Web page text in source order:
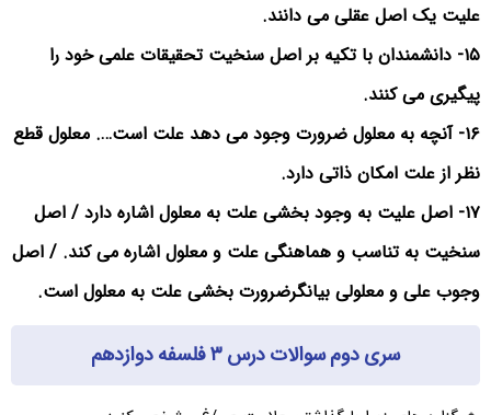
علیت یک اصل عقلی می دانند.
۱۵- دانشمندان با تکیه بر اصل سنخیت تحقیقات علمی خود را
پیگیری می کنند.
۱۶- آنچه به معلول ضرورت وجود می دهد علت است…. معلول قطع
نظر از علت امکان ذاتی دارد.
۱۷- اصل علیت به وجود بخشی علت به معلول اشاره دارد / اصل
سنخیت به تناسب و هماهنگی علت و معلول اشاره می کند. / اصل
وجوب على و معلولی بیانگرضرورت بخشی علت به معلول است.
سری دوم سوالات درس ۳ فلسفه دوازدهم